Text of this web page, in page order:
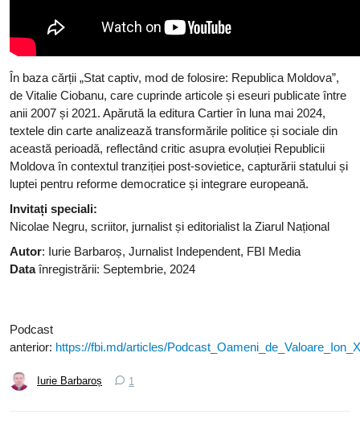
În baza cărții „Stat captiv, mod de folosire: Republica Moldova”,
de Vitalie Ciobanu, care cuprinde articole și eseuri publicate între
anii 2007 și 2021. Apărută la editura Cartier în luna mai 2024,
textele din carte analizează transformările politice și sociale din
această perioadă, reflectând critic asupra evoluției Republicii
Moldova în contextul tranziției post-sovietice, capturării statului și
luptei pentru reforme democratice și integrare europeană.
Invitați speciali:
Nicolae Negru, scriitor, jurnalist și editorialist la Ziarul Național
Autor: Iurie Barbaroș, Jurnalist Independent, FBI Media
Dataînregistrării: Septembrie, 2024
Podcast
anterior: https://fbi.md/articles/
Iurie Barbaroș 1